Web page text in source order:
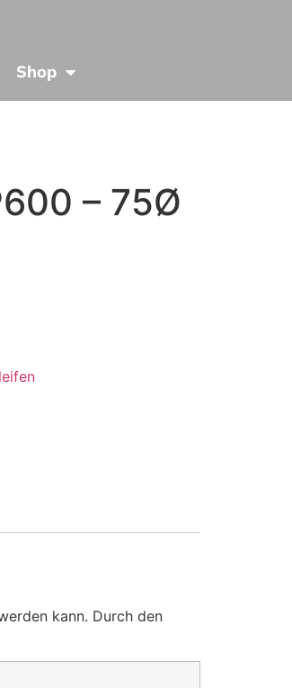
Shop
– 75Ø
kann. Durch den